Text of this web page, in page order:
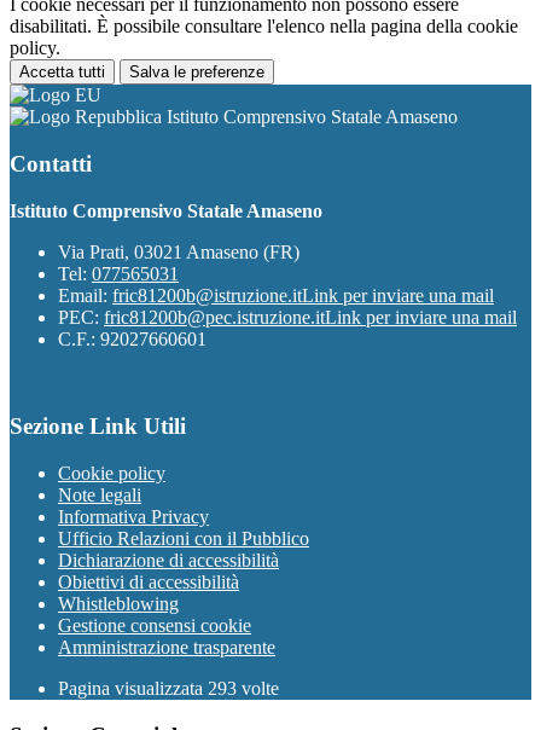
I cookie necessari per il funzionamento non possono essere
disabilitati. È possibile consultare l'elenco nella pagina della cookie
policy.
Accetta tutti Salva le preferenze
Istituto Comprensivo Statale Amaseno
Contatti
Istituto Comprensivo Statale Amaseno
Via Prati, 03021 Amaseno (FR)
Tel: 077565031
Email: fric81200b@istruzione.itLink per inviare una mail
PEC: fric81200b@pec.istruzione.itLink per inviare una mail
C.F.: 92027660601
Sezione Link Utili
Cookie policy
Note legali
Informativa Privacy
Ufficio Relazioni con il Pubblico
Dichiarazione di accessibilità
Obiettivi di accessibilità
Whistleblowing
Gestione consensi cookie
Amministrazione trasparente
Pagina visualizzata 293 volte